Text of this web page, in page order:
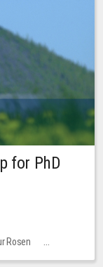
for PhD
Rosen